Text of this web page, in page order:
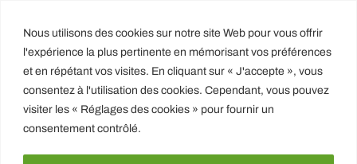
Nous utilisons des cookies sur notre site Web pour vous offrir
l'expérience la plus pertinente en mémorisant vos préférences
et en répétant vos visites. En cliquant sur « J'accepte », vous
consentez à l'utilisation des cookies. Cependant, vous pouvez
visiter les « Réglages des cookies » pour fournir un
consentement contrôlé.
EMAIL : CONTACT@IHNPL.FR
PATRICK KELLY – HYPNOSE et PHYSIONUTRITION